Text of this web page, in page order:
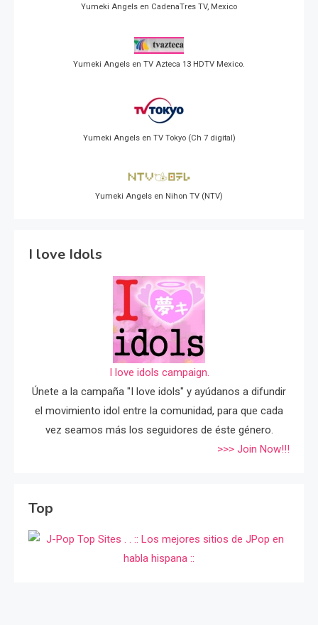
Yumeki Angels en CadenaTres TV, Mexico
Yumeki Angels en TV Azteca 13 HDTV Mexico.
Yumeki Angels en TV Tokyo (Ch 7 digital)
Yumeki Angels en Nihon TV (NTV)
I love Idols
I love idols campaign.
Únete a la campaña "I love idols" y ayúdanos a difundir
el movimiento idol entre la comunidad, para que cada
vez seamos más los seguidores de éste género.
>>> Join Now!!!
Top